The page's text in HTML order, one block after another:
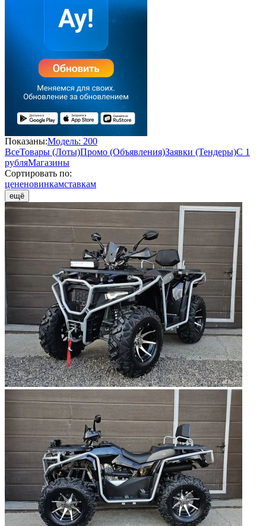
Показаны:Модель: 200
ВсеТовары (Лоты)Промо (Объявления)Заявки (Тендеры)С 1
рубляМагазины
Сортировать по:
цененовинкамставкам
ещё